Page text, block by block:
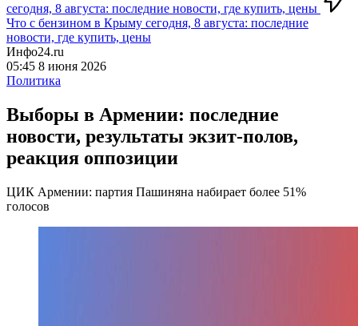
сегодня, 8 августа: последние новости, где купить, цены
Что с бензином в Крыму сегодня, 8 августа: последние
новости, где купить, цены
Инфо24.ru
05:45 8 июня 2026
Политика
Выборы в Армении: последние
новости, результаты экзит-полов,
реакция оппозиции
ЦИК Армении: партия Пашиняна набирает более 51%
голосов